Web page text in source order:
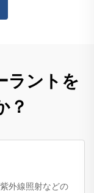
ラントを
？
外線照射などの